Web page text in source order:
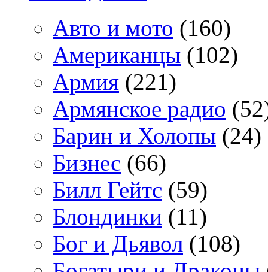
Авто и мото (160)
Американцы (102)
Армия (221)
Армянское радио
Барин и Холопы (24)
Бизнес (66)
Билл Гейтс (59)
Блондинки (11)
Бог и Дьявол (108)